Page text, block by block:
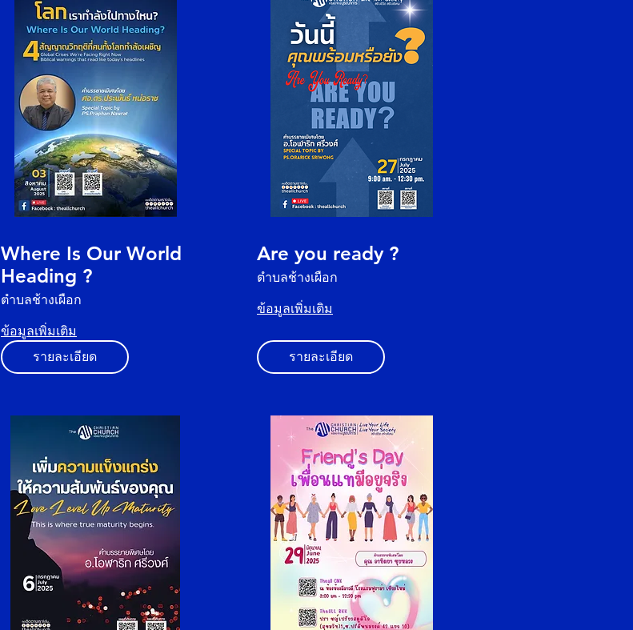
Where Is Our World
Heading ?
ตำบลช้างเผือก
ข้อมูลเพิ่มเติม
รายละเอียด
Are you ready ?
ตำบลช้างเผือก
ข้อมูลเพิ่มเติม
รายละเอียด